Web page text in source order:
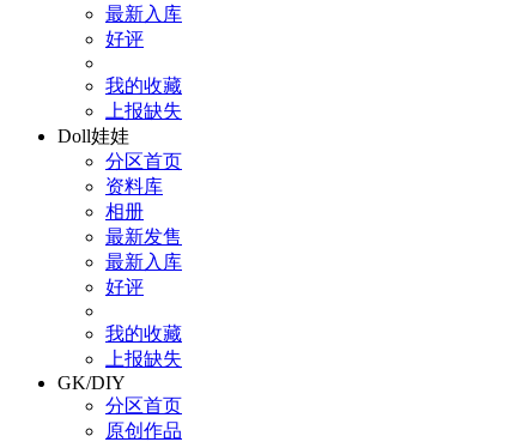
最新入库
好评
我的收藏
上报缺失
Doll娃娃
分区首页
资料库
相册
最新发售
最新入库
好评
我的收藏
上报缺失
GK/DIY
分区首页
原创作品